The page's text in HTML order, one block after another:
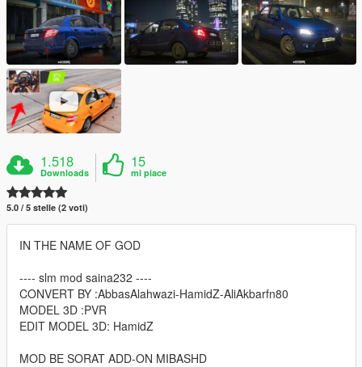
1.518
Downloads
15
mi piace
5.0 / 5 stelle (2 voti)
IN THE NAME OF GOD
---- slm mod saina232 ----
CONVERT BY :AbbasAlahwazi-HamidZ-AliAkbarfn80
MODEL 3D :PVR
EDIT MODEL 3D: HamidZ
MOD BE SORAT ADD-ON MIBASHD